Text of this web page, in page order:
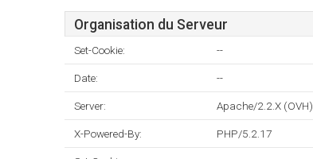
Organisation du Serveur
Set-Cookie: --
Date: --
Server: Apache/2.2.X (OVH)
X-Powered-By: PHP/5.2.17